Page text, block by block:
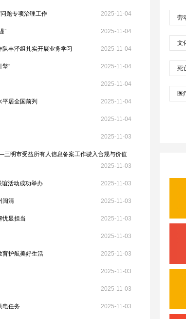
题专项治理工作 2025-11-04
” 2025-11-04
丰泽组扎实开展业务学习 2025-11-04
擎” 2025-11-04
2025-11-04
居全国前列 2025-11-04
2025-11-04
2025-11-03
三明市受益所有人信息备案工作驶入合规与价值
2025-11-03
谊活动成功举办 2025-11-03
闽清 2025-11-03
忧显担当 2025-11-03
2025-11-03
育护航美好生活 2025-11-03
2025-11-03
2025-11-03
电任务 2025-11-03